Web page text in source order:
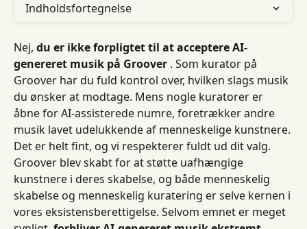
Indholdsfortegnelse
Nej, du er ikke forpligtet til at acceptere AI-
genereret musik på Groover . Som kurator på
Groover har du fuld kontrol over, hvilken slags musik
du ønsker at modtage. Mens nogle kuratorer er
åbne for AI-assisterede numre, foretrækker andre
musik lavet udelukkende af menneskelige kunstnere.
Det er helt fint, og vi respekterer fuldt ud dit valg.
Groover blev skabt for at støtte uafhængige
kunstnere i deres skabelse, og både menneskelig
skabelse og menneskelig kuratering er selve kernen i
vores eksistensberettigelse. Selvom emnet er meget